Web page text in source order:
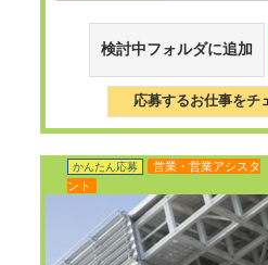
検討中フォルダに追加
応募するお仕事をチ
かんたん応募
営業・営業アシスタ
ント